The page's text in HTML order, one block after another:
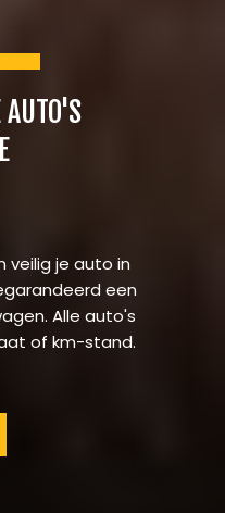
veilig je auto in
een
Alle auto's
of km-stand.